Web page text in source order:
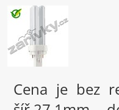
Cena je bez